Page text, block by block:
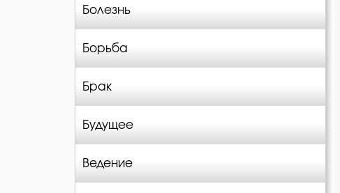
Болезнь
Борьба
Брак
Будущее
Ведение